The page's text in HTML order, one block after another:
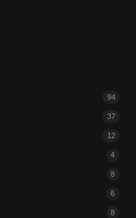
94
37
12
4
8
6
8